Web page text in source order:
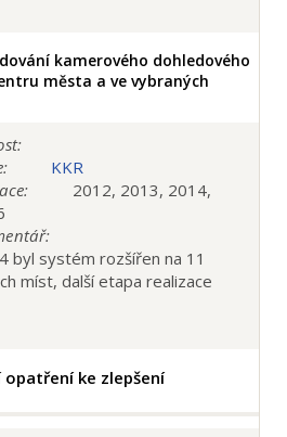
kamerového dohledového
města a ve vybraných
KKR
2012, 2013, 2014,
byl systém rozšířen na 11
míst, další etapa realizace
opatření ke zlepšení